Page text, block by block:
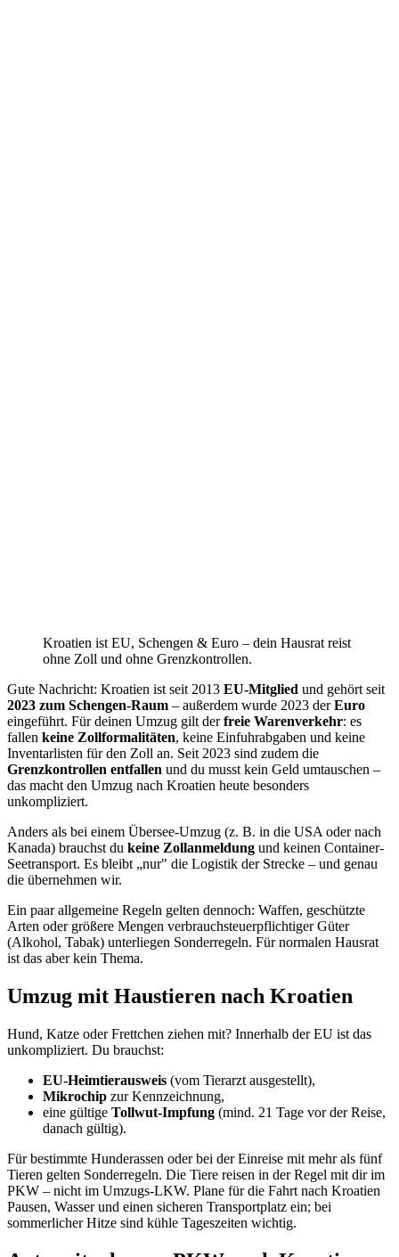
Kroatien ist EU, Schengen & Euro – dein Hausrat reist
ohne Zoll und ohne Grenzkontrollen.
Gute Nachricht: Kroatien ist seit 2013 EU-Mitglied und gehört seit
2023 zum Schengen-Raum – außerdem wurde 2023 derEuro
eingeführt. Für deinen Umzug gilt derfreie Warenverkehr: es
fallen keine Zollformalitäten, keine Einfuhrabgaben und keine
Inventarlisten für den Zoll an. Seit 2023 sind zudem die
Grenzkontrollen entfallen und du musst kein Geld umtauschen –
das macht den Umzug nach Kroatien heute besonders
unkompliziert.
Anders als bei einem Übersee-Umzug (z. B. in die USA oder nach
Kanada) brauchst du keine Zollanmeldung und keinen Container-
Seetransport. Es bleibt „nur" die Logistik der Strecke – und genau
die übernehmen wir.
Ein paar allgemeine Regeln gelten dennoch: Waffen, geschützte
Arten oder größere Mengen verbrauchsteuerpflichtiger Güter
(Alkohol, Tabak) unterliegen Sonderregeln. Für normalen Hausrat
ist das aber kein Thema.
Umzug mit Haustieren nach Kroatien
Hund, Katze oder Frettchen ziehen mit? Innerhalb der EU ist das
unkompliziert. Du brauchst:
EU-Heimtierausweis (vom Tierarzt ausgestellt),
Mikrochip zur Kennzeichnung,
eine gültige Tollwut-Impfung (mind. 21 Tage vor der Reise,
danach gültig).
Für bestimmte Hunderassen oder bei der Einreise mit mehr als fünf
Tieren gelten Sonderregeln. Die Tiere reisen in der Regel mit dir im
PKW – nicht im Umzugs-LKW. Plane für die Fahrt nach Kroatien
Pausen, Wasser und einen sicheren Transportplatz ein; bei
sommerlicher Hitze sind kühle Tageszeiten wichtig.